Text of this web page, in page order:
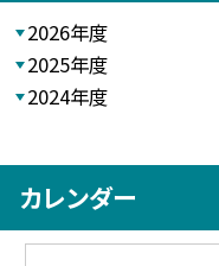
2026年度
2025年度
2024年度
カレンダー